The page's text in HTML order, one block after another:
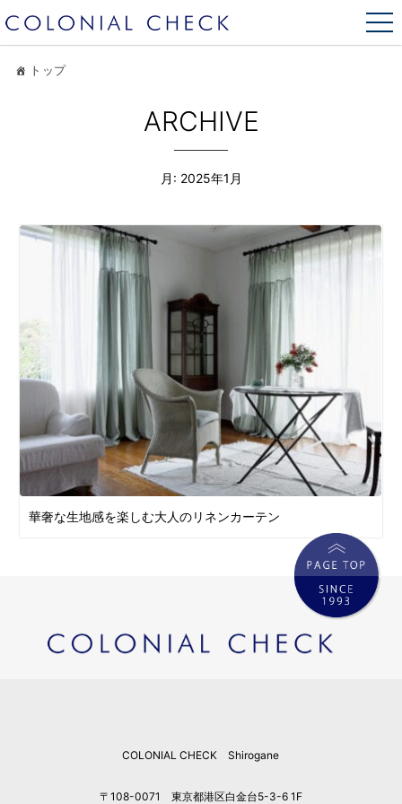
トップ
ARCHIVE
月: 2025年1月
華奢な生地感を楽しむ大人のリネンカーテン
COLONIAL CHECK Shirogane
〒108-0071 東京都港区白金台5-3-6 1F